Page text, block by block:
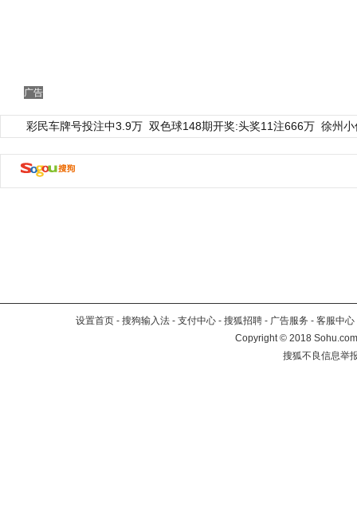
广告
彩民车牌号投注中3.9万 双色球148期开奖:头奖11注666万 徐州
设置首页 - 搜狗输入法 - 支付中心 - 搜狐招聘 - 广告服务 - 客服中心
Copyright©2018
搜狐不良信息举